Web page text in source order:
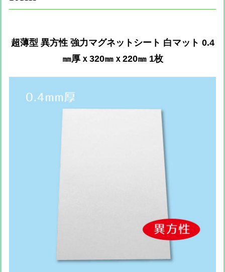
超薄型 異方性 強力マグネットシート 白マット 0.4
㎜厚ｘ320㎜ｘ220㎜ 1枚